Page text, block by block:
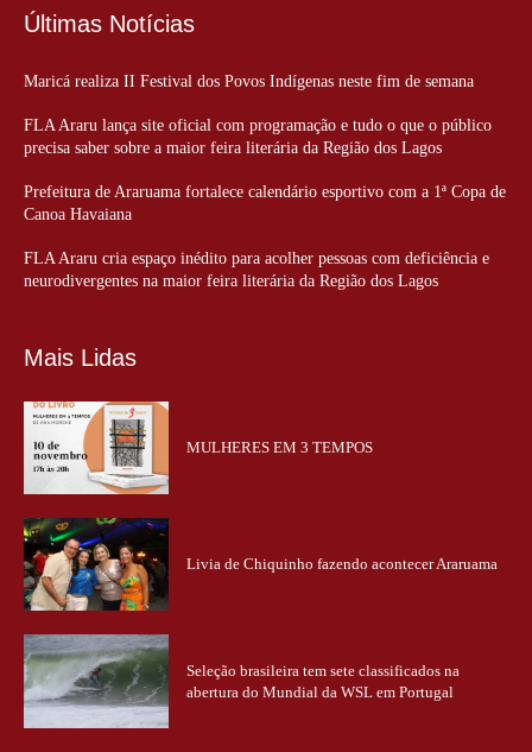
Últimas Notícias
Maricá realiza II Festival dos Povos Indígenas neste fim de semana
FLA Araru lança site oficial com programação e tudo o que o público
precisa saber sobre a maior feira literária da Região dos Lagos
Prefeitura de Araruama fortalece calendário esportivo com a 1ª Copa de
Canoa Havaiana
FLA Araru cria espaço inédito para acolher pessoas com deficiência e
neurodivergentes na maior feira literária da Região dos Lagos
Mais Lidas
MULHERES EM 3 TEMPOS
Livia de Chiquinho fazendo acontecer Araruama
Seleção brasileira tem sete classificados na
abertura do Mundial da WSL em Portugal